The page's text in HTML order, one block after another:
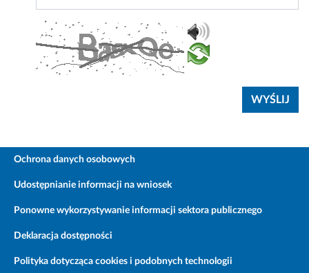
Ochrona danych osobowych
Udostępnianie informacji na wniosek
Ponowne wykorzystywanie informacji sektora publicznego
Deklaracja dostępności
Polityka dotycząca cookies i podobnych technologii